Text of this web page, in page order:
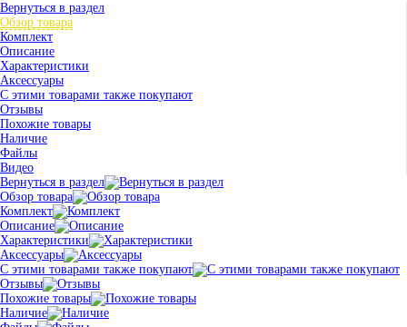
Вернуться в раздел
Обзор товара
Комплект
Описание
Характеристики
Аксессуары
С этими товарами также покупают
Отзывы
Похожие товары
Наличие
Файлы
Видео
Вернуться в раздел
Обзор товара
Комплект
Описание
Характеристики
Аксессуары
С этими товарами также покупают
Отзывы
Похожие товары
Наличие